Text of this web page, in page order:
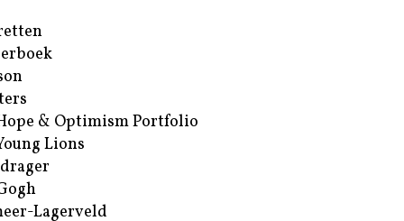
& Optimism Portfolio
Lions
Lagerveld